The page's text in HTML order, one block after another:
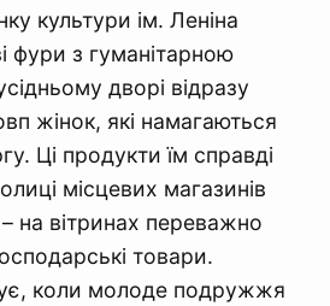
культури ім. Леніна
фури з гуманітарною
дворі відразу
жінок, які намагаються
Ці продукти їм справді
місцевих магазинів
на вітринах переважно
товари.
коли молоде подружжя